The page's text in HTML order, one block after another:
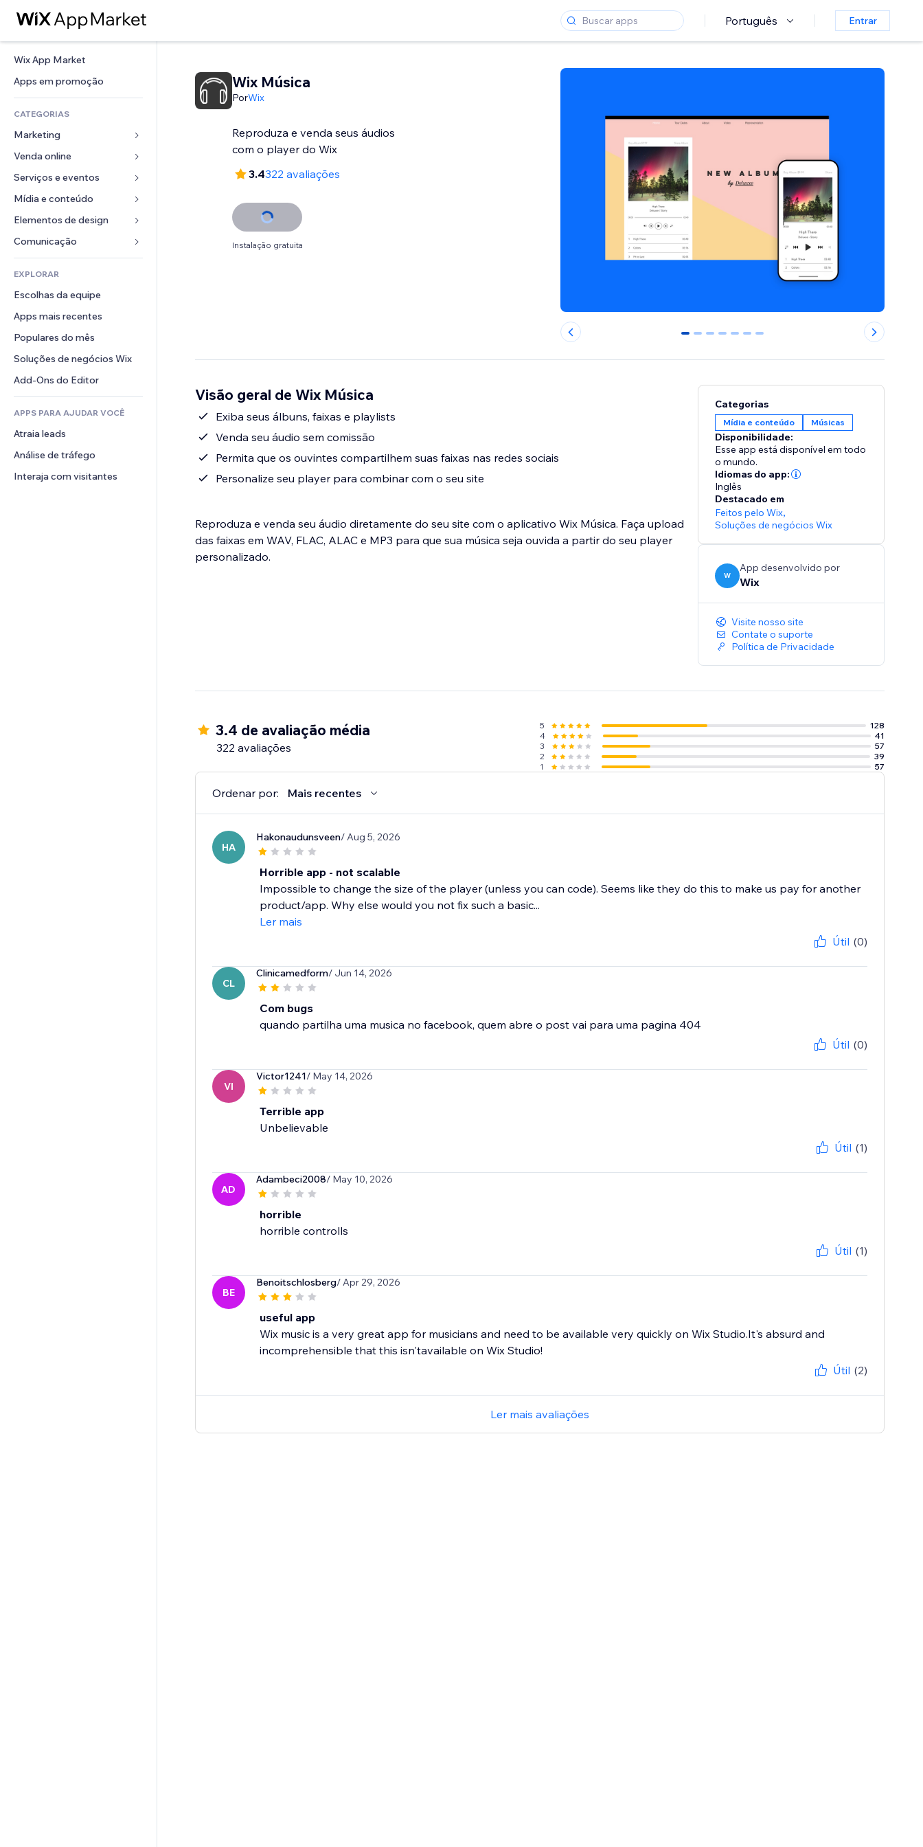
Português Entrar
Wix App Market
Apps em promoção
CATEGORIAS
Marketing
Anúncios
Mobile
Análises
Listas do site
Email
Venda online
Apps para lojas
Frete e entrega
Botões de venda
Contabilidade
Cupons e fidelidade
Soluções de armazenamento
Serviços e eventos
Hotéis
Eventos
Restaurantes
Imobiliária
Meus agendamentos
Mídia e conteúdo
Galeria
Músicas
Podcasts
Fotografia
Vídeo
PDF
Compartilhamento de arquivos
Notícias
Elementos de design
Mapas e navegação
Privacidade e segurança
Relógio
Templates de página
Efeitos de imagem
Botões e menus
Banners e selos
Calculadoras
Busca
Previsão do tempo
Tabelas e gráficos
Formulários
Enquetes
Chat
Comentários
Telefone
Comunidade
Avaliações e depoimentos
CRM
EXPLORAR
Escolhas da equipe
Apps mais recentes
Populares do mês
Soluções de negócios Wix
Add-Ons do Editor
APPS PARA AJUDAR VOCÊ
Atraia leads
Análise de tráfego
Interaja com visitantes
Wix Música
PorWix
Reproduza e venda seus áudios
com o player do Wix
3.4322 avaliações
Instalação gratuita
0 1 2 3 4 5 6
Visão geral de Wix Música
Exiba seus álbuns, faixas e playlists
Venda seu áudio sem comissão
Permita que os ouvintes compartilhem suas faixas nas redes sociais
Personalize seu player para combinar com o seu site
Reproduza e venda seu áudio diretamente do seu site com o aplicativo Wix Música. Faça upload
das faixas em WAV, FLAC, ALAC e MP3 para que sua música seja ouvida a partir do seu player
personalizado.
Categorias
Mídia e conteúdo Músicas
Disponibilidade:
Esse app está disponível em todo
o mundo.
Idiomas do app:
Inglês
Destacado em
Feitos pelo Wix,
Soluções de negócios Wix
W
App desenvolvido por
Wix
Visite nosso site
Contate o suporte
Política de Privacidade
3.4 de avaliação média
322 avaliações
5
128
4
41
3
57
2
39
1
57
Ordenar por: Mais recentes
HA
Hakonaudunsveen/ Aug 5, 2026
Horrible app - not scalable
Impossible to change the size of the player (unless you can code). Seems like they do this to make us pay for another
product/app. Why else would you not fix such a basic...
Ler mais
Útil (0)
CL
Clinicamedform/ Jun 14, 2026
Com bugs
quando partilha uma musica no facebook, quem abre o post vai para uma pagina 404
Útil (0)
VI
Victor1241/ May 14, 2026
Terrible app
Unbelievable
Útil (1)
AD
Adambeci2008/ May 10, 2026
horrible
horrible controlls
Útil (1)
BE
Benoitschlosberg/ Apr 29, 2026
useful app
Wix music is a very great app for musicians and need to be available very quickly on Wix Studio.It's absurd and
incomprehensible that this isn'tavailable on Wix Studio!
Útil (2)
Ler mais avaliações